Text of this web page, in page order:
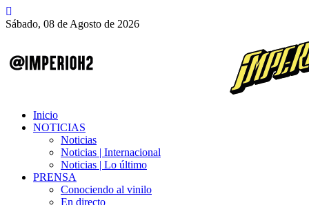
Sábado, 08 de Agosto de 2026
Inicio
NOTICIAS
Noticias
Noticias | Internacional
Noticias | Lo último
PRENSA
Conociendo al vinilo
En directo